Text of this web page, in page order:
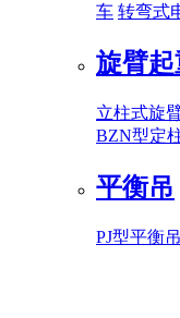
车 转弯式
旋臂
立柱式旋
BZN型定
平衡吊
PJ型平衡吊